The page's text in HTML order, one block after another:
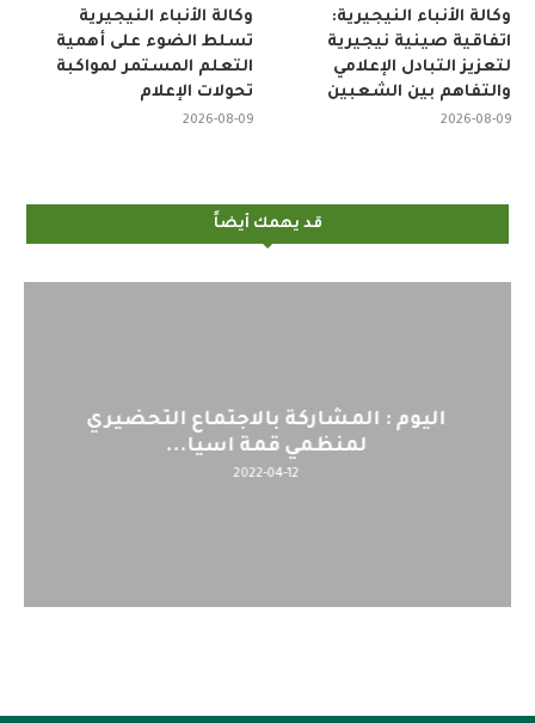
وكالة الأنباء النيجيرية
تسلط الضوء على أهمية
التعلم المستمر لمواكبة
تحولات الإعلام
2026-08-09
وكالة الأنباء النيجيرية:
اتفاقية صينية نيجيرية
لتعزيز التبادل الإعلامي
والتفاهم بين الشعبين
2026-08-09
قد يهمك أيضاً
اليوم : المشاركة بالاجتماع التحضيري
لمنظمي قمة اسيا...
2022-04-12